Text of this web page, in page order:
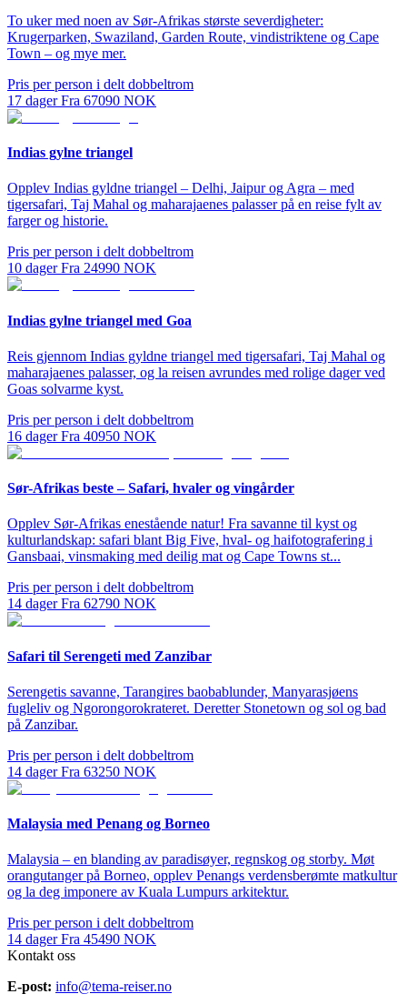
To uker med noen av Sør-Afrikas største severdigheter:
Krugerparken, Swaziland, Garden Route, vindistriktene og Cape
Town – og mye mer.
Pris per person i delt dobbeltrom
17 dager Fra 67090 NOK
Indias gylne triangel
Opplev Indias gyldne triangel – Delhi, Jaipur og Agra – med
tigersafari, Taj Mahal og maharajaenes palasser på en reise fylt av
farger og historie.
Pris per person i delt dobbeltrom
10 dager Fra 24990 NOK
Indias gylne triangel med Goa
Reis gjennom Indias gyldne triangel med tigersafari, Taj Mahal og
maharajaenes palasser, og la reisen avrundes med rolige dager ved
Goas solvarme kyst.
Pris per person i delt dobbeltrom
16 dager Fra 40950 NOK
Sør-Afrikas beste – Safari, hvaler og vingårder
Opplev Sør-Afrikas enestående natur! Fra savanne til kyst og
kulturlandskap: safari blant Big Five, hval- og haifotografering i
Gansbaai, vinsmaking med deilig mat og Cape Towns st...
Pris per person i delt dobbeltrom
14 dager Fra 62790 NOK
Safari til Serengeti med Zanzibar
Serengetis savanne, Tarangires baobablunder, Manyarasjøens
fugleliv og Ngorongorokrateret. Deretter Stonetown og sol og bad
på Zanzibar.
Pris per person i delt dobbeltrom
14 dager Fra 63250 NOK
Malaysia med Penang og Borneo
Malaysia – en blanding av paradisøyer, regnskog og storby. Møt
orangutanger på Borneo, opplev Penangs verdensberømte matkultur
og la deg imponere av Kuala Lumpurs arkitektur.
Pris per person i delt dobbeltrom
14 dager Fra 45490 NOK
Kontakt oss
E-post: info@tema-reiser.no